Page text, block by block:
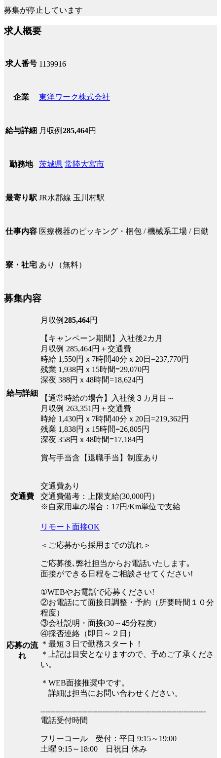
募集が停止しています
求人概要
求人番号 1139916
企業 東洋ワーク株式会社
給与詳細 月収例 285,464円
勤務地 茨城県 常陸大宮市
最寄り駅 JR水郡線 玉川村駅
仕事内容 医療機器のピッキング・梱包 / 機械系工場 / 日勤
寮・社宅 あり（無料）
募集内容
給与詳細
月収例 285,464円
【キャンペーン期間】入社後2カ月
月収例 285,464円＋交通費
時給 1,550円ｘ7時間40分ｘ20日=237,770円
残業 1,938円ｘ15時間=29,070円
深夜 388円ｘ48時間=18,624円
【通常時給の場合】入社後３カ月目～
月収例 263,351円＋交通費
時給 1,430円ｘ7時間40分ｘ20日=219,362円
残業 1,838円ｘ15時間=26,805円
深夜 358円ｘ48時間=17,184円
賞与手当含【退職手当】制度あり
交通費
交通費あり
交通費備考：上限支給(30,000円）
※自家用車の場合：17円/Km単位で支給
応募の流
れ
リモート面接OK
＜ご応募から採用までの流れ＞
ご応募後､弊社担当からお電話いたします｡
面接ができる日程をご相談させてください!
①WEBやお電話で応募ください!
②お電話にて面接日調整・予約（所要時間１０分
程度）
③会社説明・面接(30～45分程度)
④採否連絡（即日～２日）
＊最短３日で勤務スタート！
＊上記は目安となりますので、予めご了承くださ
い。
＊WEB面接推奨中です。
詳細は担当にお問い合わせください。
-------------------------------------------------------------------
電話受付時間
フリーコール 受付：平日 9:15～19:00
土曜 9:15～18:00 日祝日 休み